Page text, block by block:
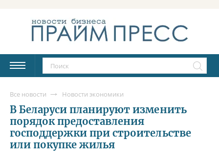
Все новости Новости экономики
В Беларуси планируют изменить
порядок предоставления
господдержки при строительстве
или покупке жилья